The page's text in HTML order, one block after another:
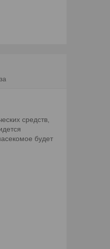
средств,
будет